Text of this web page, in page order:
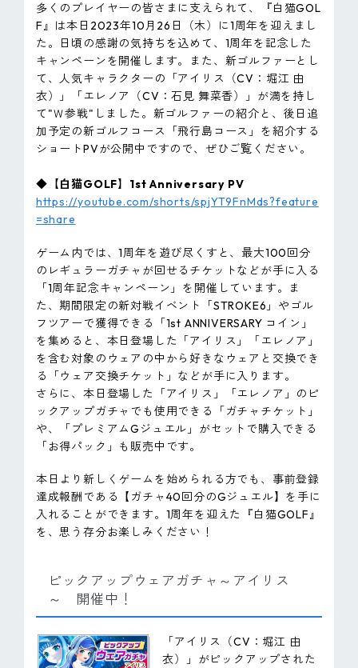
多くのプレイヤーの皆さまに支えられて、『白猫GOL
F』は本日2023年10月26日（木）に1周年を迎えまし
た。日頃の感謝の気持ちを込めて、1周年を記念した
キャンペーンを開催します。また、新ゴルファーとし
て、人気キャラクターの「アイリス（CV：堀江 由
衣）」「エレノア（CV：石見 舞菜香）」が満を持し
て"Ｗ参戦"しました。新ゴルファーの紹介と、後日追
加予定の新ゴルフコース「飛行島コース」を紹介する
ショートPVが公開中ですので、ぜひご覧ください。
◆【白猫GOLF】1st Anniversary PV
https://youtube.com/shorts/spjYT9FnMds?feature
=share
ゲーム内では、1周年を遊び尽くすと、最大100回分
のレギュラーガチャが回せるチケットなどが手に入る
「1周年記念キャンペーン」を開催しています。ま
た、期間限定の新対戦イベント「STROKE6」やゴル
フツアーで獲得できる「1st ANNIVERSARY コイン」
を集めると、本日登場した「アイリス」「エレノア」
を含む対象のウェアの中から好きなウェアと交換でき
る「ウェア交換チケット」などが手に入ります。
さらに、本日登場した「アイリス」「エレノア」のピ
ックアップガチャでも使用できる「ガチャチケット」
や、「プレミアムGジュエル」がセットで購入できる
「お得パック」も販売中です。
本日より新しくゲームを始められる方でも、事前登録
達成報酬である【ガチャ40回分のGジュエル】を手に
入れることができます。1周年を迎えた『白猫GOLF』
を、思う存分お楽しみください！
ピックアップウェアガチャ～アイリス
～ 開催中！
「アイリス（CV：堀江 由
衣）」がピックアップされた